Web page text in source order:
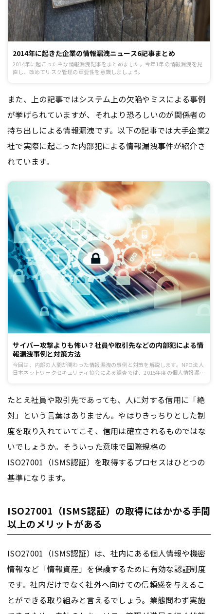
2014年に起きた企業の情報漏洩ニュース6記事まとめ
2014年に起こった主な情報漏洩記事をまとめました。今年1年の情報漏洩を見
直し、改めてリスク管理の重要性を意識しましょう。
また、上の記事ではシステム上の欠陥やミスによる事例
が挙げられていますが、それより恐ろしいのが関係者の
持ち出しによる情報漏洩です。以下の記事では大手企業2
社で実際に起こった内部犯による情報漏洩事件が紹介さ
れています。
サイバー攻撃よりも怖い？社員や取引先などの内部犯による情
報漏洩事例と対策方法
今回は、内部の人間が関わった情報漏洩の事例と対策を解説します。NPO法人
日本ネットワークセキュリティ協会による調査では、2015年度の個人情報漏洩
も上ります。情報漏洩は企業活動自体を揺るがしかねない大きな問題です。そ
のような問題が起こらないよう、社外からの対策だけでなく社内の対策にも目
を向けていきましょう。
たとえ社員や取引先であっても、人に対する信用に「絶
対」という言葉はありません。やはりきっちりとした制
度を取り入れていてこそ、信用は確立されるものではな
いでしょうか。そういった意味で国際規格の
ISO27001（ISMS認証）を取得するプロセスはひとつの
基準になります。
ISO27001（ISMS認証）の取得にはかかる手間
以上のメリットがある
ISO27001（ISMS認証）は、社内にある個人情報や機密
情報など「情報資産」を保護するために有効な認証制度
です。社内だけでなく社外へ向けての信頼感を与えるこ
とができる取り組みと言えるでしょう。業態問わず実施